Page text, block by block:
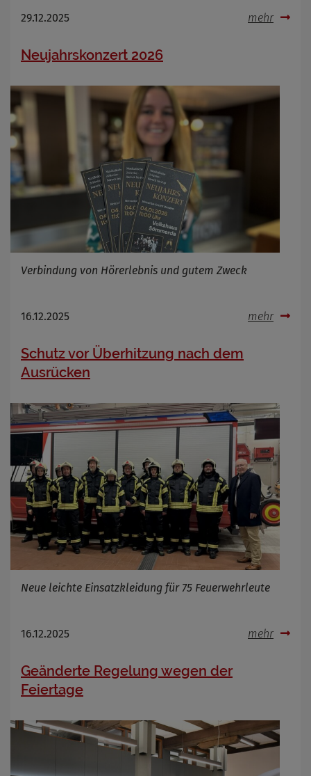
29.12.2025 mehr
Neujahrskonzert 2026
Verbindung von Hörerlebnis und gutem Zweck
16.12.2025 mehr
Schutz vor Überhitzung nach dem
Ausrücken
Neue leichte Einsatzkleidung für 75 Feuerwehrleute
16.12.2025 mehr
Geänderte Regelung wegen der
Feiertage